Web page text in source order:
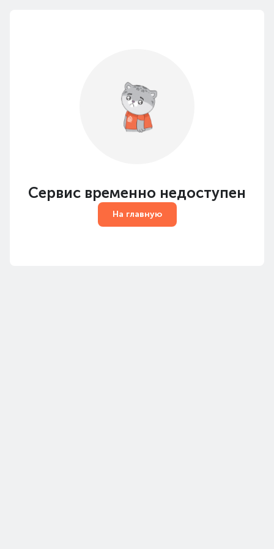
Сервис временно недоступен
На главную